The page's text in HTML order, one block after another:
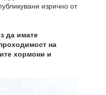
изрично от
да имате
на
хормони и